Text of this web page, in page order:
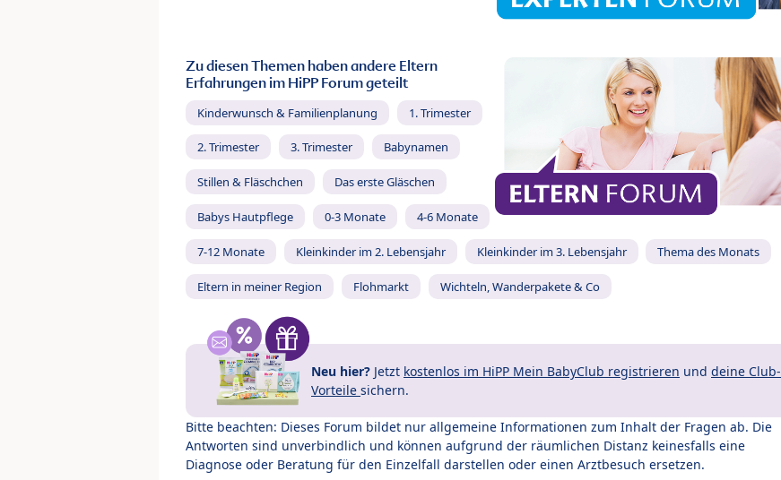
Zu diesen Themen haben andere Eltern
Erfahrungen im HiPP Forum geteilt
Kinderwunsch & Familienplanung 1. Trimester
2. Trimester 3. Trimester Babynamen
Stillen & Fläschchen Das erste Gläschen
Babys Hautpflege 0-3 Monate 4-6 Monate
7-12 Monate Kleinkinder im 2. Lebensjahr Kleinkinder im 3. Lebensjahr Thema des Monats
Eltern in meiner Region Flohmarkt Wichteln, Wanderpakete & Co
Neu hier? Jetzt kostenlos im HiPP Mein BabyClub registrieren und deine Club-
Vorteile sichern.
Bitte beachten: Dieses Forum bildet nur allgemeine Informationen zum Inhalt der Fragen ab. Die
Antworten sind unverbindlich und können aufgrund der räumlichen Distanz keinesfalls eine
Diagnose oder Beratung für den Einzelfall darstellen oder einen Arztbesuch ersetzen.